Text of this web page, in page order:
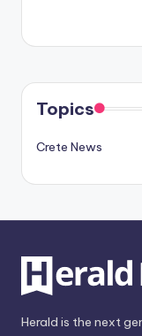
Topics
Crete News
Herald is the next